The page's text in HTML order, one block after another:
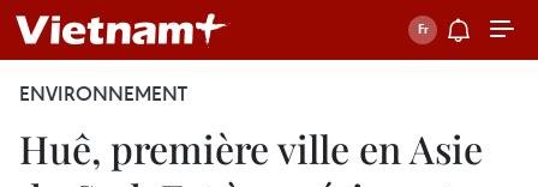
ENVIRONNEMENT
Huê, première ville en Asie